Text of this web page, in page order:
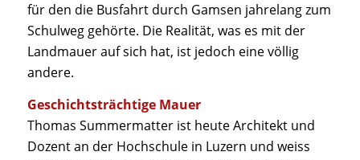
für den die Busfahrt durch Gamsen jahrelang zum
Schulweg gehörte. Die Realität, was es mit der
Landmauer auf sich hat, ist jedoch eine völlig
andere.
Geschichtsträchtige Mauer
Thomas Summermatter ist heute Architekt und
Dozent an der Hochschule in Luzern und weiss